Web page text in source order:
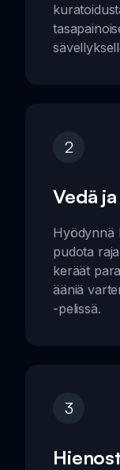
2
Vedä
Hyödynnä
pudota
keräät
ääniä
-pelissä.
3